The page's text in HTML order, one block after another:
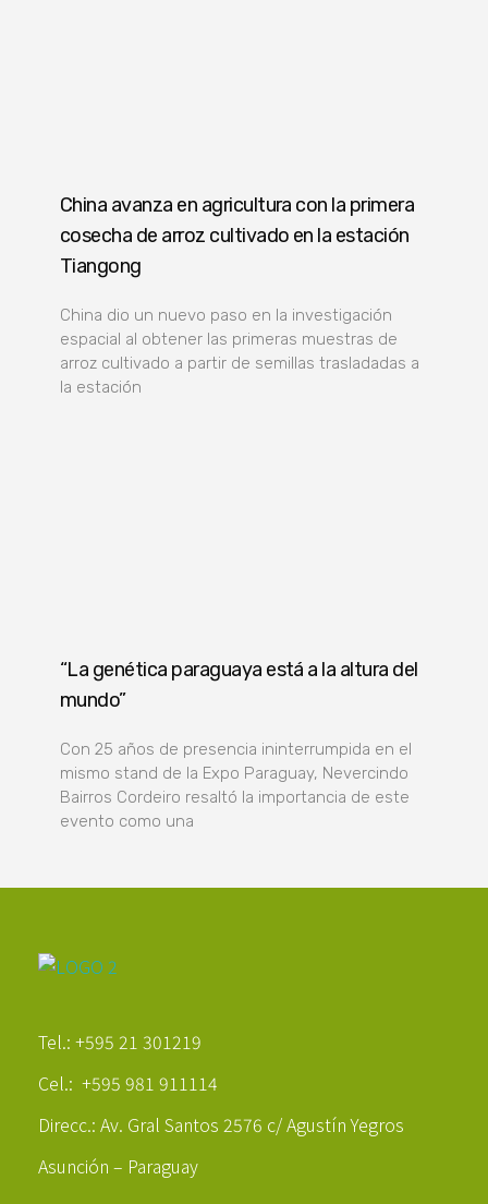
China avanza en agricultura con la primera
cosecha de arroz cultivado en la estación
Tiangong
China dio un nuevo paso en la investigación
espacial al obtener las primeras muestras de
arroz cultivado a partir de semillas trasladadas a
la estación
“La genética paraguaya está a la altura del
mundo”
Con 25 años de presencia ininterrumpida en el
mismo stand de la Expo Paraguay, Nevercindo
Bairros Cordeiro resaltó la importancia de este
evento como una
Tel.: +595 21 301219
Cel.: +595 981 911114
Direcc.: Av. Gral Santos 2576 c/ Agustín Yegros
Asunción – Paraguay